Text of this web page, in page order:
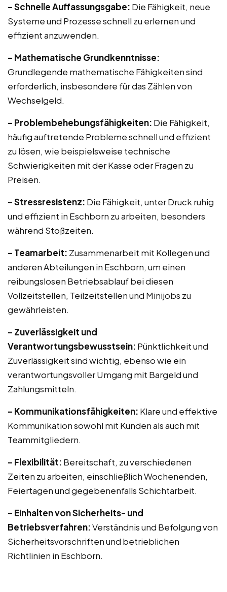
– Schnelle Auffassungsgabe: Die Fähigkeit, neue
Systeme und Prozesse schnell zu erlernen und
effizient anzuwenden.
– Mathematische Grundkenntnisse:
Grundlegende mathematische Fähigkeiten sind
erforderlich, insbesondere für das Zählen von
Wechselgeld.
– Problembehebungsfähigkeiten: Die Fähigkeit,
häufig auftretende Probleme schnell und effizient
zu lösen, wie beispielsweise technische
Schwierigkeiten mit der Kasse oder Fragen zu
Preisen.
– Stressresistenz: Die Fähigkeit, unter Druck ruhig
und effizient in Eschborn zu arbeiten, besonders
während Stoßzeiten.
– Teamarbeit: Zusammenarbeit mit Kollegen und
anderen Abteilungen in Eschborn, um einen
reibungslosen Betriebsablauf bei diesen
Vollzeitstellen, Teilzeitstellen und Minijobs zu
gewährleisten.
– Zuverlässigkeit und
Verantwortungsbewusstsein: Pünktlichkeit und
Zuverlässigkeit sind wichtig, ebenso wie ein
verantwortungsvoller Umgang mit Bargeld und
Zahlungsmitteln.
– Kommunikationsfähigkeiten: Klare und effektive
Kommunikation sowohl mit Kunden als auch mit
Teammitgliedern.
– Flexibilität: Bereitschaft, zu verschiedenen
Zeiten zu arbeiten, einschließlich Wochenenden,
Feiertagen und gegebenenfalls Schichtarbeit.
– Einhalten von Sicherheits- und
Betriebsverfahren:Verständnis und Befolgung von
Sicherheitsvorschriften und betrieblichen
Richtlinien in Eschborn.